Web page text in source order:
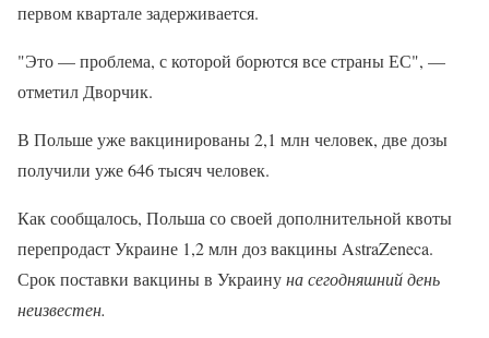
первом квартале задерживается.
"Это — проблема, с которой борются все страны ЕС", —
отметил Дворчик.
В Польше уже вакцинированы 2,1 млн человек, две дозы
получили уже 646 тысяч человек.
Как сообщалось, Польша со своей дополнительной квоты
перепродаст Украине 1,2 млн доз вакцины AstraZeneca.
Срок поставки вакцины в Украинуна сегодняшний день
неизвестен.